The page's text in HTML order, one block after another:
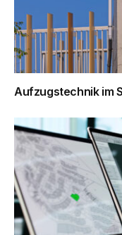
Aufzugstechnik im